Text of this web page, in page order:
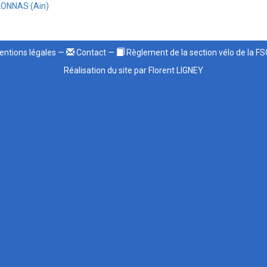
(Ain)
légales — Contact—
Règlement de la section vélo de la
Réalisation du site par Florent LIGNEY